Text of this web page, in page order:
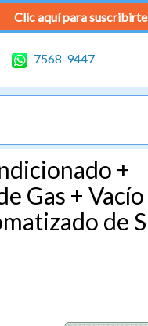
Clic aquí para
7568-9447
+
Gas +
de